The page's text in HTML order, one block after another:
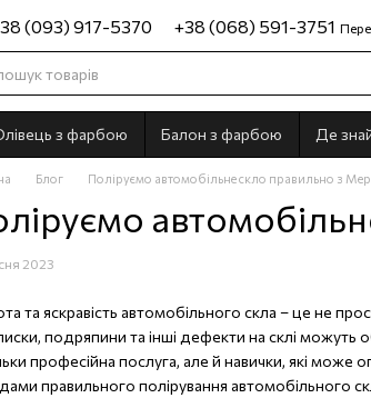
(093) 917-5370 +38 (068) 591-3751
з фарбою Балон з фарбою Де
Блог Поліруємо автомобільне скло правильно з
2023
та яскравість автомобільного скла – це не
подряпини та інші дефекти на склі
професійна послуга, але й навички, які
правильного полірування автомобільного